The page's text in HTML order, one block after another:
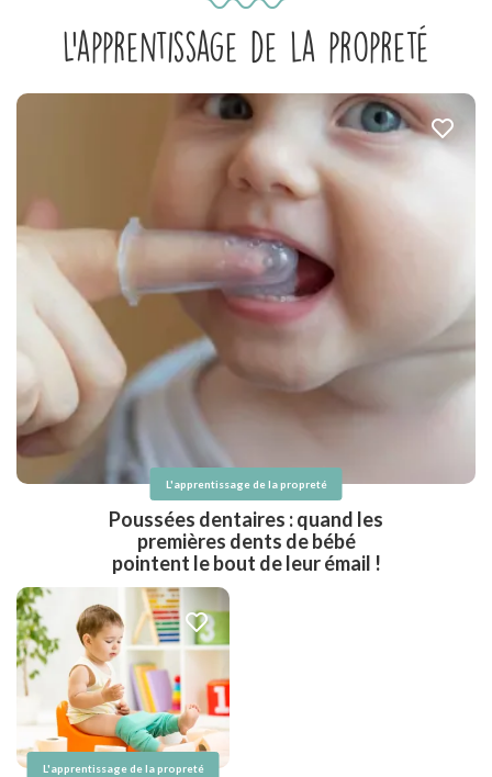
L'apprentissage de la propreté
L'apprentissage de la propreté
Poussées dentaires : quand les
premières dents de bébé
pointent le bout de leur émail !
L'apprentissage de la propreté